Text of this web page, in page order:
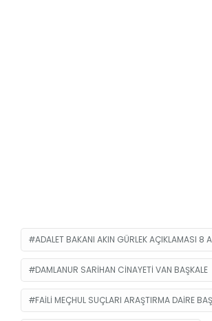
ADALET BAKANI AKIN GÜRLEK AÇIKLAMASI 8
DAMLANUR SARIHAN CINAYETI VAN BAŞKALE
FAILI MEÇHUL SUÇLARI ARAŞTIRMA DAIRE